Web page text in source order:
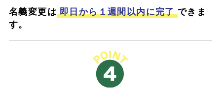
名義変更は 即日から１週間以内に完了 できま
す。